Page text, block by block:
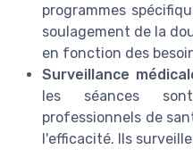
programmes
soulagement de la
en fonction des
Surveillance
les séances
professionnels de
l'efficacité. Ils